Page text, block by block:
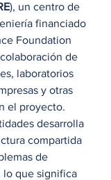
), un centro de
financiado
Foundation
de
laboratorios
y otras
el proyecto.
desarrolla
compartida
de
lo que significa